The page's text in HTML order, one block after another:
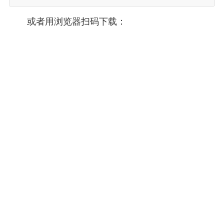
或者用浏览器扫码下载：